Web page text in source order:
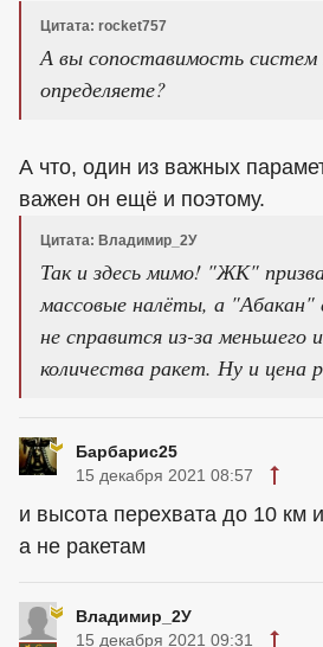
Цитата: rocket757
А вы сопоставимость систем
определяете?
А что, один из важных
важен он ещё и поэтому.
Цитата: Владимир_2У
Так и здесь мимо! "ЖК"
массовые налёты, а "Абакан"
не справится из-за меньшего
количества ракет. Ну и
Барбарис25
15 декабря 2021 08:57
и высота перехвата до 10 км
а не ракетам
Владимир_2У
15 декабря 2021 09:31